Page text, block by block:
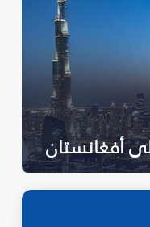
أفغانستان